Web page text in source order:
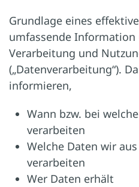
Grundlage eines
umfassende Information
Verarbeitung und
(„Datenverarbeitung“).
informieren,
Wann bzw. bei
verarbeiten
Welche Daten wir
verarbeiten
Wer Daten erhält